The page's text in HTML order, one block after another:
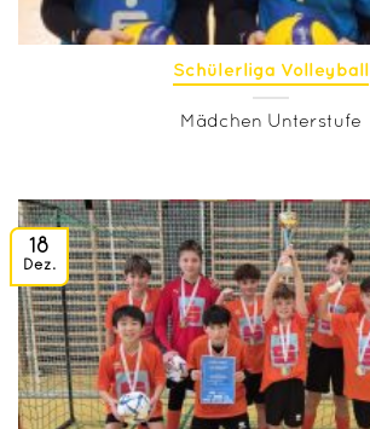
Schülerliga Volleyball
Mädchen Unterstufe
18
Dez.